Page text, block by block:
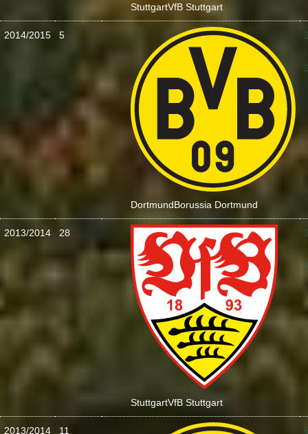
StuttgartVfB Stuttgart
2014/2015 5
DortmundBorussia Dortmund
:
2013/2014 28
StuttgartVfB Stuttgart
:
2013/2014 11